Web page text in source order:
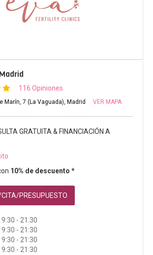
116 Opiniones
Marín, 7 (La Vaguada), Madrid VER MAPA
GRATUITA & FINANCIACIÓN A
10% de descuento *
PRESUPUESTO
9:30 - 21:30
9:30 - 21:30
9:30 - 21:30
9:30 - 21:30